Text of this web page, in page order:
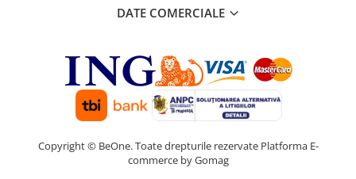
DATE COMERCIALE
Copyright © BeOne. Toate drepturile rezervate Platforma E-
commerce by Gomag